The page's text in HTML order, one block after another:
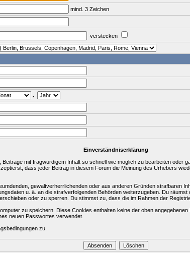
mind. 3 Zeichen
verstecken
.
Einverständniserklärung
mit fragwürdigem Inhalt so schnell wie möglich zu bearbeiten
dass jeder Beitrag in diesem Forum die Meinung des Urhebers
gewaltverherrlichenden oder aus anderen Gründen strafbaren
u. ä. an die strafverfolgenden Behörden weiterzugeben. Du
oder zu sperren. Du stimmst zu, dass die im Rahmen der
zu speichern. Diese Cookies enthalten keine der oben
neuen Passwortes verwendet.
zu.